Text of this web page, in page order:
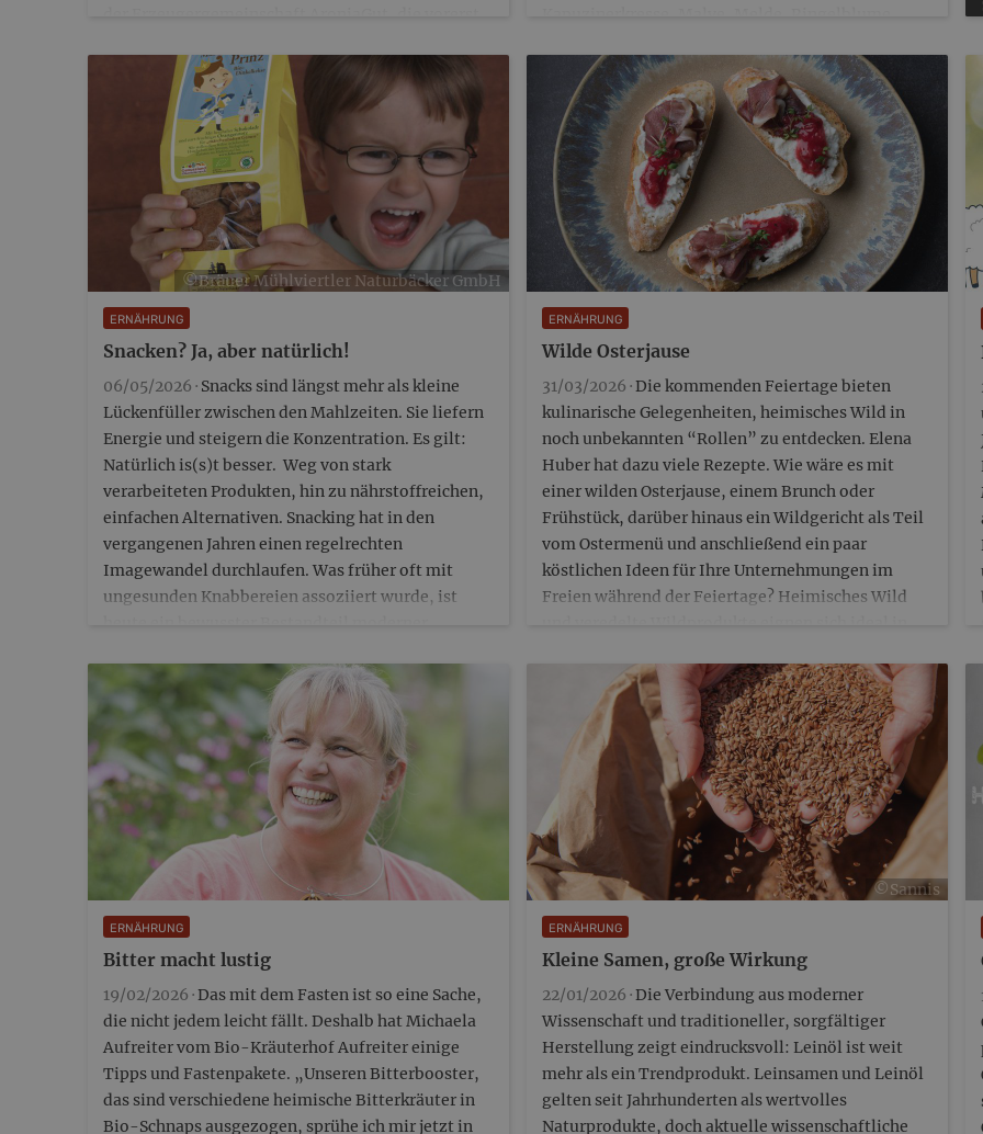
Spitzwegerich pflücken. Gänseblümchen und
Taubennessel findet man gar bis in…
©️Bräuer Mühlviertler Naturbäcker GmbH
ERNÄHRUNG
Snacken? Ja, aber natürlich!
06/05/2026 · Snacks sind längst mehr als kleine
Lückenfüller zwischen den Mahlzeiten. Sie liefern
Energie und steigern die Konzentration. Es gilt:
Natürlich is(s)t besser. Weg von stark
verarbeiteten Produkten, hin zu nährstoffreichen,
einfachen Alternativen. Snacking hat in den
vergangenen Jahren einen regelrechten
Imagewandel durchlaufen. Was früher oft mit
ungesunden Knabbereien assoziiert wurde, ist
eingesetzte Zwischenmahlzeiten helfen können,
den Blutzuckerspiegel stabil zu halten…
ERNÄHRUNG
Wilde Osterjause
31/03/2026 ·Die kommenden Feiertage bieten
kulinarische Gelegenheiten, heimisches Wild in
noch unbekannten “Rollen” zu entdecken. Elena
Huber hat dazu viele Rezepte. Wie wäre es mit
einer wilden Osterjause, einem Brunch oder
Frühstück, darüber hinaus ein Wildgericht als Teil
vom Ostermenü und anschließend ein paar
köstlichen Ideen für Ihre Unternehmungen im
Freien während der Feiertage? Heimisches Wild
Nüssen und einer großen…
ERNÄHRUNG
Bitter macht lustig
19/02/2026 ·Das mit dem Fasten ist so eine Sache,
die nicht jedem leicht fällt. Deshalb hat Michaela
Aufreiter vom Bio-Kräuterhof Aufreiter einige
Tipps und Fastenpakete. „Unseren Bitterbooster,
das sind verschiedene heimische Bitterkräuter in
Bio-Schnaps ausgezogen, sprühe ich mir jetzt in
©️Sannis
ERNÄHRUNG
Kleine Samen, große Wirkung
22/01/2026 ·Die Verbindung aus moderner
Wissenschaft und traditioneller, sorgfältiger
Herstellung zeigt eindrucksvoll: Leinöl ist weit
mehr als ein Trendprodukt. Leinsamen und Leinöl
gelten seit Jahrhunderten als wertvolles
Naturprodukte, doch aktuelle wissenschaftliche